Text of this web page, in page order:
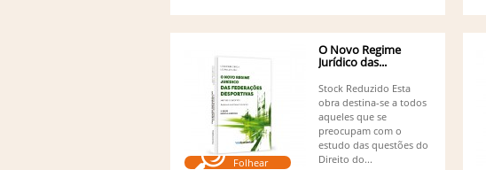
Folhear
O Novo Regime
Jurídico das...
Stock Reduzido Esta
obra destina-se a todos
aqueles que se
preocupam com o
estudo das questões do
Direito do...